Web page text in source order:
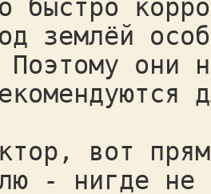
быстро
землёй
Поэтому они
вот
- нигде не